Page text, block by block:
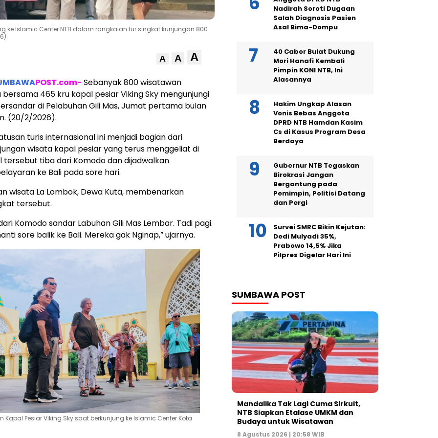
ke Islamic Center NTB dalam rangkaian tur singkat kunjungan 800
A A A
POST.com- Sebanyak 800 wisatawan
465 kru kapal pesiar Viking Sky mengunjungi
di Pelabuhan Gili Mas, Jumat pertama bulan
(20/2/2026).
turis internasional ini menjadi bagian dari
wisata kapal pesiar yang terus menggeliat di
tersebut tiba dari Komodo dan dijadwalkan
ke Bali pada sore hari.
wisata La Lombok, Dewa Kuta, membenarkan
tersebut.
Komodo sandar Labuhan Gili Mas Lembar. Tadi pagi.
sore balik ke Bali. Mereka gak Nginap,” ujarnya.
Kapal Pesiar Viking Sky saat berkunjung ke Islamic Center Kota
Nadirah Soroti Dugaan
Salah Diagnosis Pasien
Asal Bima-Dompu
40 Cabor Bulat Dukung
Mori Hanafi Kembali
Pimpin KONI NTB, Ini
Alasannya
Hakim Ungkap Alasan
Vonis Bebas Anggota
DPRD NTB Hamdan Kasim
Cs di Kasus Program Desa
Berdaya
Gubernur NTB Tegaskan
Birokrasi Jangan
Bergantung pada
Pemimpin, Politisi Datang
dan Pergi
Survei SMRC Bikin Kejutan:
Dedi Mulyadi 35%,
Prabowo 14,5% Jika
Pilpres Digelar Hari Ini
SUMBAWA POST
Mandalika Tak Lagi Cuma Sirkuit,
NTB Siapkan Etalase UMKM dan
Budaya untuk Wisatawan
8 Agustus 2026 | 20:58 WIB